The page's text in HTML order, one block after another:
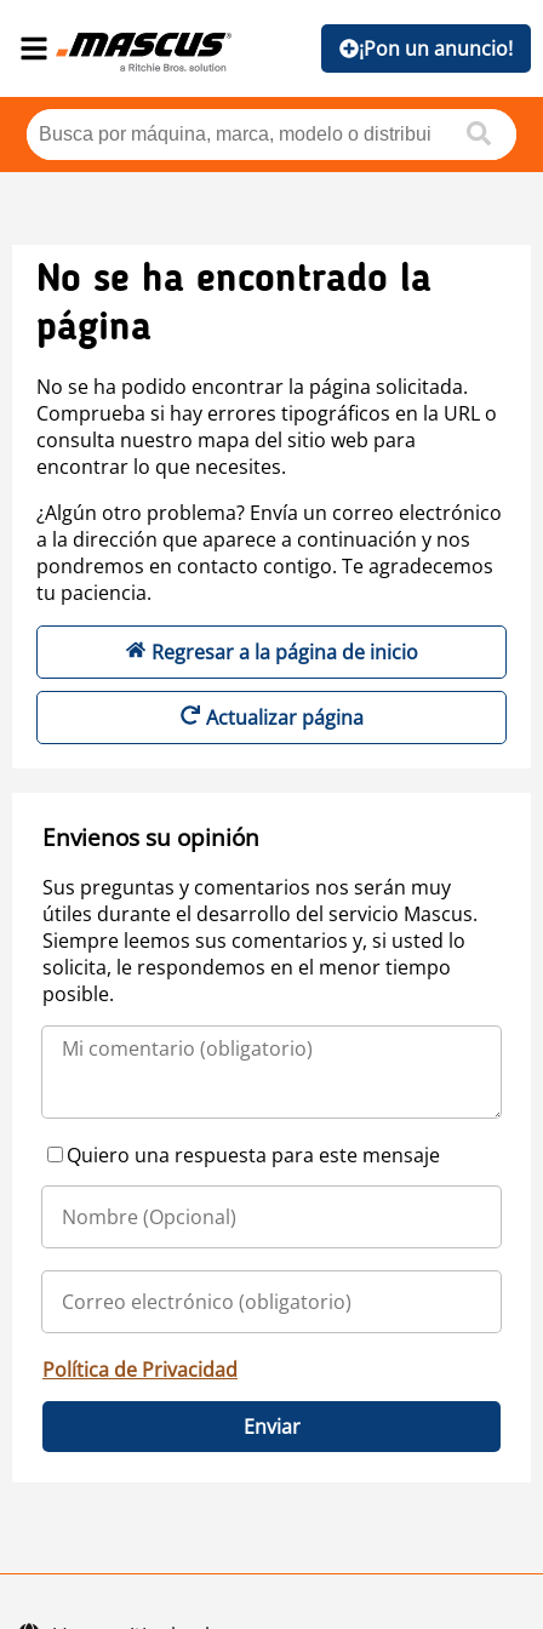
¡Pon un anuncio!
No se ha encontrado la
página
No se ha podido encontrar la página solicitada.
Comprueba si hay errores tipográficos en la URL o
consulta nuestro mapa del sitio web para
encontrar lo que necesites.
¿Algún otro problema? Envía un correo electrónico
a la dirección que aparece a continuación y nos
pondremos en contacto contigo. Te agradecemos
tu paciencia.
Regresar a la página de inicio
Actualizar página
Envienos su opinión
Sus preguntas y comentarios nos serán muy
útiles durante el desarrollo del servicio Mascus.
Siempre leemos sus comentarios y, si usted lo
solicita, le respondemos en el menor tiempo
posible.
Quiero una respuesta para este mensaje
Política de Privacidad
Enviar